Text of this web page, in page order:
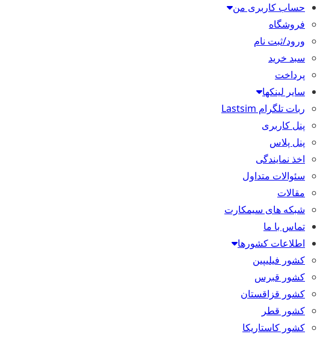
حساب کاربری من
فروشگاه
ورود/ثبت نام
سبد خرید
پرداخت
سایر لینکها
ربات تلگرام Lastsim
پنل کاربری
پنل پلاس
اخذ نمایندگی
سئوالات متداول
مقالات
شبکه های سیمکارت
تماس با ما
اطلاعات کشورها
کشور فیلیپین
کشور قبرس
کشور قزاقستان
کشور قطر
کشور کاستاریکا